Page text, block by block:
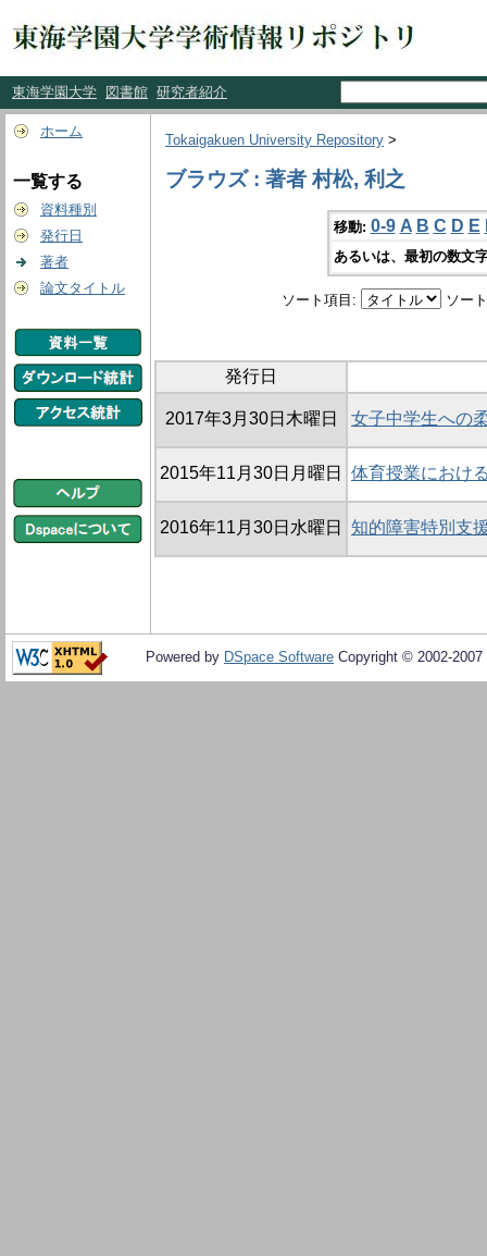
東海学園大学 図書館 研究者紹介
ホーム
一覧する
資料種別
発行日
著者
論文タイトル
Tokaigakuen University Repository >
ブラウズ : 著者 村松, 利之
移動: 0-9 A B C D E
あるいは、最初の数文
ソート項目: ソー
発行日
2017年3月30日木曜日 女子中学生への
2015年11月30日月曜日 体育授業におけ
2016年11月30日水曜日 知的障害特別支
Powered by DSpace Software Copyright © 2002-2007